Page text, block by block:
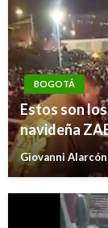
BOGOTÁ
Estos son
navideña
Giovanni